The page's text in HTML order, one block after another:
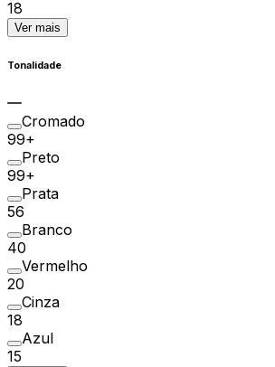
18
Ver mais
Tonalidade
Cromado
99+
Preto
99+
Prata
56
Branco
40
Vermelho
20
Cinza
18
Azul
15